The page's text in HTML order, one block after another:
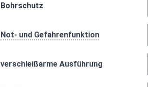
Bohrschutz
Not- und Gefahrenfunktion
verschleißarme Ausführung